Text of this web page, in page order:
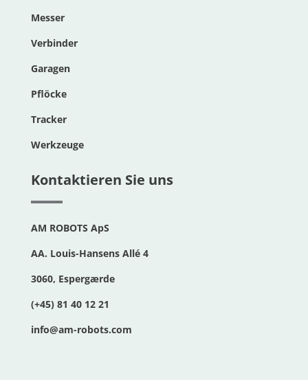
Messer
Verbinder
Garagen
Pflöcke
Tracker
Werkzeuge
Kontaktieren Sie uns
AM ROBOTS ApS
AA. Louis-Hansens Allé 4
3060, Espergærde
(+45) 81 40 12 21
info@am-robots.com